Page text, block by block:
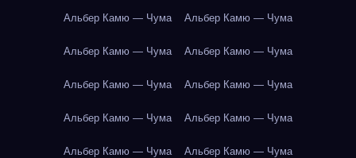
Альбер Камю — Чума Альбер Камю — Чума
Альбер Камю — Чума Альбер Камю — Чума
Альбер Камю — Чума Альбер Камю — Чума
Альбер Камю — Чума Альбер Камю — Чума
Альбер Камю — Чума Альбер Камю — Чума